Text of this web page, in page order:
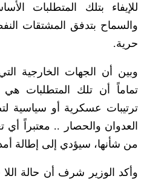
للإيفاء بتلك المتطلبات
والسماح بتدفق المشتقات
حرية.
وبين أن الجهات الخارجية
تماماً أن تلك المتطلبات
ترتيبات عسكرية أو سياسية
العدوان والحصار .. معتبراً أي
من شأنها، سيؤدي إلى إطالة
وأكد الوزير شرف أن حالة